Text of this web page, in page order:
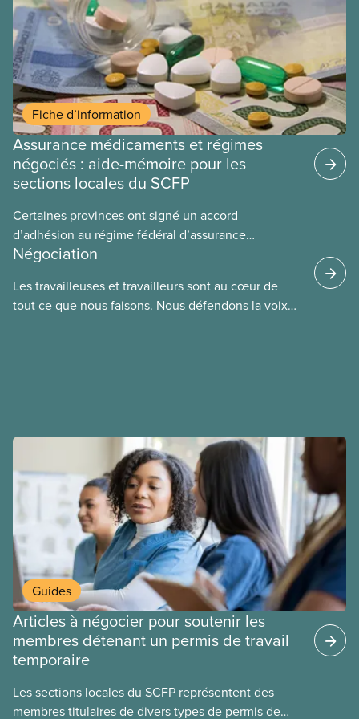
Fiche d’information
Assurance médicaments et régimes
négociés : aide-mémoire pour les
sections locales du SCFP
Certaines provinces ont signé un accord
d’adhésion au régime fédéral d’assurance
médicaments. Les sections locales du SCFP dans
régime pourrait avoir sur leurs avantages
sociaux actuels.
Négociation
Les travailleuses et travailleurs sont au cœur de
tout ce que nous faisons. Nous défendons la voix
Guides
Articles à négocier pour soutenir les
membres détenant un permis de travail
temporaire
Les sections locales du SCFP représentent des
membres titulaires de divers types de permis de